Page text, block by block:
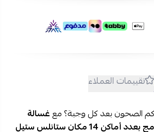
غسالة صحون بيكو باللون الفضي:
حرارة منخفضة وكمية أقل من المياه في
تقييمات العملاء
الصحون بعد كل وجبة؟ معغسالة